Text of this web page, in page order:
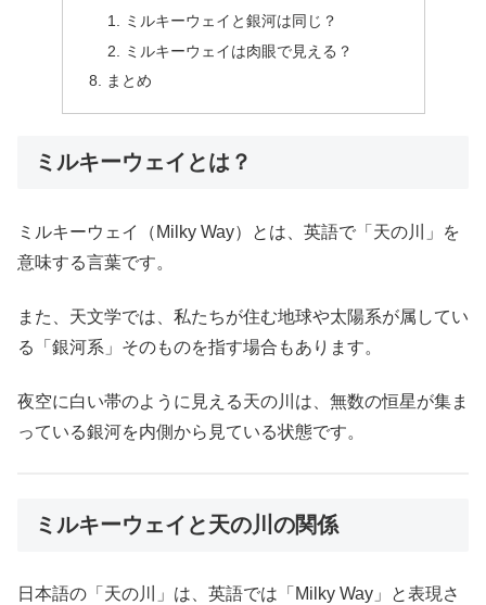
ミルキーウェイと銀河は同じ？
ミルキーウェイは肉眼で見える？
まとめ
ミルキーウェイとは？
ミルキーウェイ（Milky Way）とは、英語で「天の川」を
意味する言葉です。
また、天文学では、私たちが住む地球や太陽系が属してい
る「銀河系」そのものを指す場合もあります。
夜空に白い帯のように見える天の川は、無数の恒星が集ま
っている銀河を内側から見ている状態です。
ミルキーウェイと天の川の関係
日本語の「天の川」は、英語では「Milky Way」と表現さ